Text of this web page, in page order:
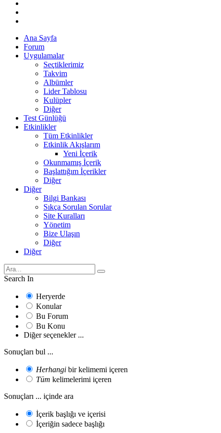
Ana Sayfa
Forum
Uygulamalar
Seçtiklerimiz
Takvim
Albümler
Lider Tablosu
Kulüpler
Diğer
Test Günlüğü
Etkinlikler
Tüm Etkinlikler
Etkinlik Akışlarım
Yeni İçerik
Okunmamış İçerik
Başlattığım İçerikler
Diğer
Diğer
Bilgi Bankası
Sıkça Sorulan Sorular
Site Kuralları
Yönetim
Bize Ulaşın
Diğer
Diğer
Search In
Heryerde
Konular
Bu Forum
Bu Konu
Diğer seçenekler ...
Sonuçları bul ...
Herhangi bir kelimemi içeren
Tüm kelimelerimi içeren
Sonuçları ... içinde ara
İçerik başlığı ve içerisi
İçeriğin sadece başlığı